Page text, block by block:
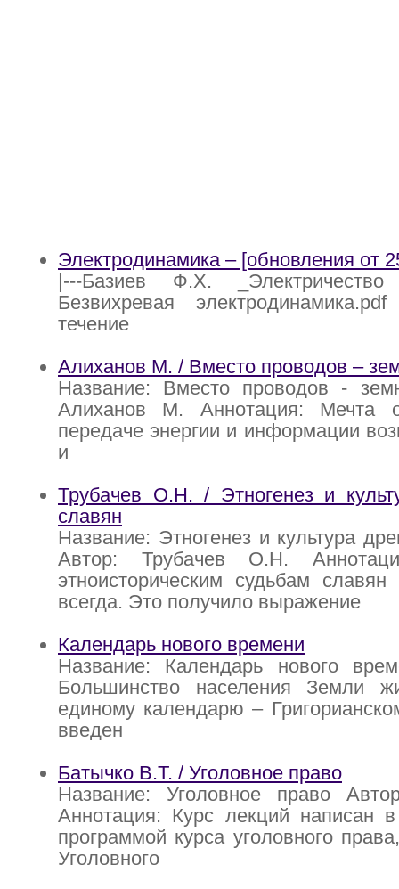
Электродинамика – [обновления от
|---Базиев Ф.Х.
Безвихревая
течение
Алиханов М. / Вместо проводов –
Название: Вместо проводов -
Алиханов М. Аннотация: Мечта
передаче энергии и информации
и
Трубачев О.Н. / Этногенез и
славян
Название: Этногенез и культура
Автор: Трубачев О.Н.
этноисторическим судьбам
всегда. Это получило выражение
Календарь нового времени
Название: Календарь нового
Большинство населения Земли
единому календарю –
введен
Батычко В.Т. / Уголовное право
Название: Уголовное право
Аннотация: Курс лекций написан в
программой курса уголовного
Уголовного